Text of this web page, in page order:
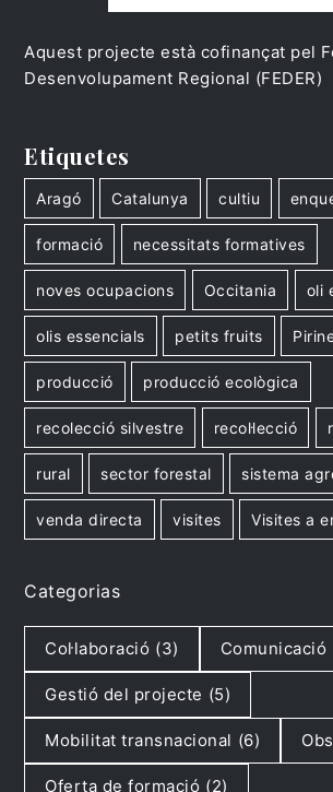
Aquest projecte està cofinançat pel
Desenvolupament Regional (FEDER)
Etiquetes
Aragó Catalunya cultiu
formació necessitats formatives
noves ocupacions Occitania oli
olis essencials petits fruits
producció producció ecològica
recolecció silvestre recol·lecció
rural sector forestal sistema
venda directa visites Visites a
Categorias
Col·laboració (3) Comunicació
Gestió del projecte (5)
Mobilitat transnacional (6)
Oferta de formació (2)